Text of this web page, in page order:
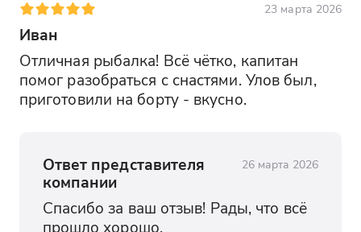
23 марта 2026
Иван
Отличная рыбалка! Всё чётко, капитан
помог разобраться с снастями. Улов был,
приготовили на борту - вкусно.
Ответ представителя
компании
26 марта 2026
Спасибо за ваш отзыв! Рады, что всё
прошло хорошо.